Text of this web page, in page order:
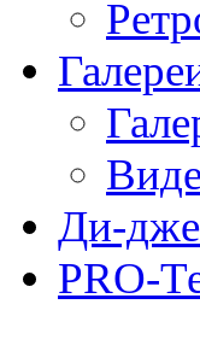
Ди-
PRO-